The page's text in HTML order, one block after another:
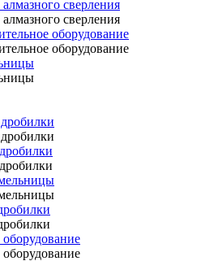
сверления
сверления
оборудование
оборудование